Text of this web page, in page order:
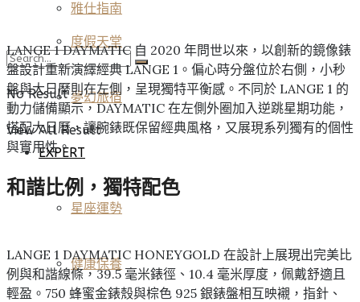
度假天堂
夢幻旅宿
EXPERT
星座運勢
健康保養
雅仕指南
No Result
View All Result
LANGE 1 DAYMATIC 自 2020 年問世以來，以創新的鏡像錶
盤設計重新演繹經典 LANGE 1。偏心時分盤位於右側，小秒
盤與大日曆則在左側，呈現獨特平衡感。不同於 LANGE 1 的
動力儲備顯示，DAYMATIC 在左側外圈加入逆跳星期功能，
搭配大日曆，讓腕錶既保留經典風格，又展現系列獨有的個性
與實用性。
和諧比例，獨特配色
LANGE 1 DAYMATIC HONEYGOLD 在設計上展現出完美比
例與和諧線條，39.5 毫米錶徑、10.4 毫米厚度，佩戴舒適且
輕盈。750 蜂蜜金錶殼與棕色 925 銀錶盤相互映襯，指針、